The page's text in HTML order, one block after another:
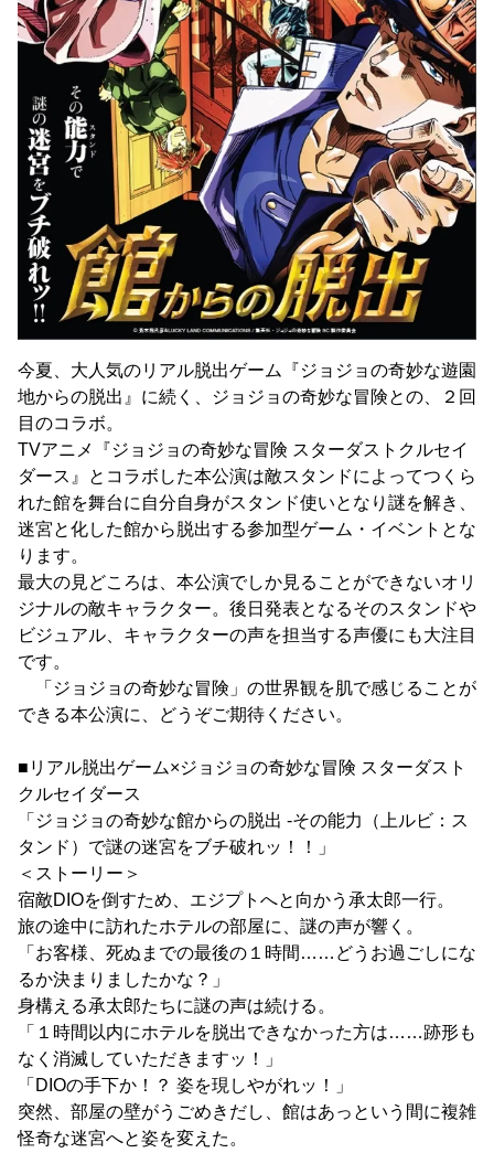
今夏、大人気のリアル脱出ゲーム『ジョジョの奇妙な遊園
地からの脱出』に続く、ジョジョの奇妙な冒険との、２回
目のコラボ。
TVアニメ『ジョジョの奇妙な冒険 スターダストクルセイ
ダース』とコラボした本公演は敵スタンドによってつくら
れた館を舞台に自分自身がスタンド使いとなり謎を解き、
迷宮と化した館から脱出する参加型ゲーム・イベントとな
ります。
最大の見どころは、本公演でしか見ることができないオリ
ジナルの敵キャラクター。後日発表となるそのスタンドや
ビジュアル、キャラクターの声を担当する声優にも大注目
です。
「ジョジョの奇妙な冒険」の世界観を肌で感じることが
できる本公演に、どうぞご期待ください。
■リアル脱出ゲーム×ジョジョの奇妙な冒険 スターダスト
クルセイダース
「ジョジョの奇妙な館からの脱出 -その能力（上ルビ：ス
タンド）で謎の迷宮をブチ破れッ！！」
＜ストーリー＞
宿敵DIOを倒すため、エジプトへと向かう承太郎一行。
旅の途中に訪れたホテルの部屋に、謎の声が響く。
「お客様、死ぬまでの最後の１時間……どうお過ごしにな
るか決まりましたかな？」
身構える承太郎たちに謎の声は続ける。
「１時間以内にホテルを脱出できなかった方は……跡形も
なく消滅していただきますッ！」
「DIOの手下か！？ 姿を現しやがれッ！」
突然、部屋の壁がうごめきだし、館はあっという間に複雑
怪奇な迷宮へと姿を変えた。